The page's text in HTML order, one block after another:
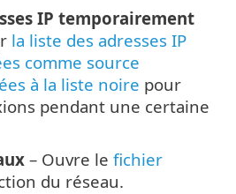
IP temporairement
la liste des adresses IP
comme source
à la liste noire pour
pendant une certaine
– Ouvre le fichier
du réseau.